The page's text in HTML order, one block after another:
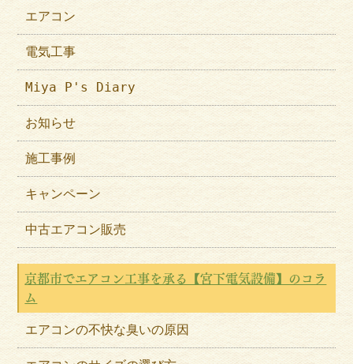
エアコン
電気工事
Miya P's Diary
お知らせ
施工事例
キャンペーン
中古エアコン販売
京都市でエアコン工事を承る【宮下電気設備】のコラ
ム
エアコンの不快な臭いの原因